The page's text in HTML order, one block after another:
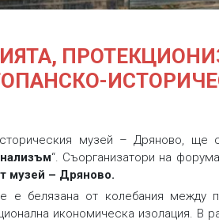
музей – Дряново, ще
“. Съорганизатори на
музей – Дряново.
е белязана от колебания между
икономическа изолация. В